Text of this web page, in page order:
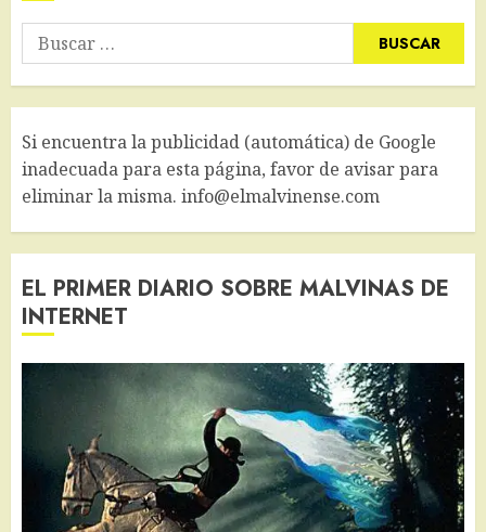
Buscar:
Si encuentra la publicidad (automática) de Google
inadecuada para esta página, favor de avisar para
eliminar la misma. info@elmalvinense.com
EL PRIMER DIARIO SOBRE MALVINAS DE
INTERNET